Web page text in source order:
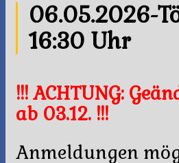
06.05.2026-
16:30 Uhr
!!! ACHTUNG:
ab 03.12. !!!
Anmeldungen